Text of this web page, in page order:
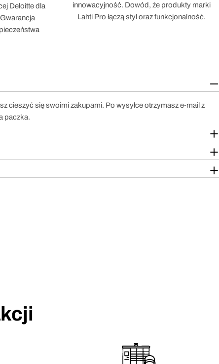
Deloitte dla
innowacyjność. Dowód, że produkty marki
Lahti Pro łączą styl oraz funkcjonalność.
cieszyć się swoimi zakupami. Po wysyłce otrzymasz e-mail z
paczka.